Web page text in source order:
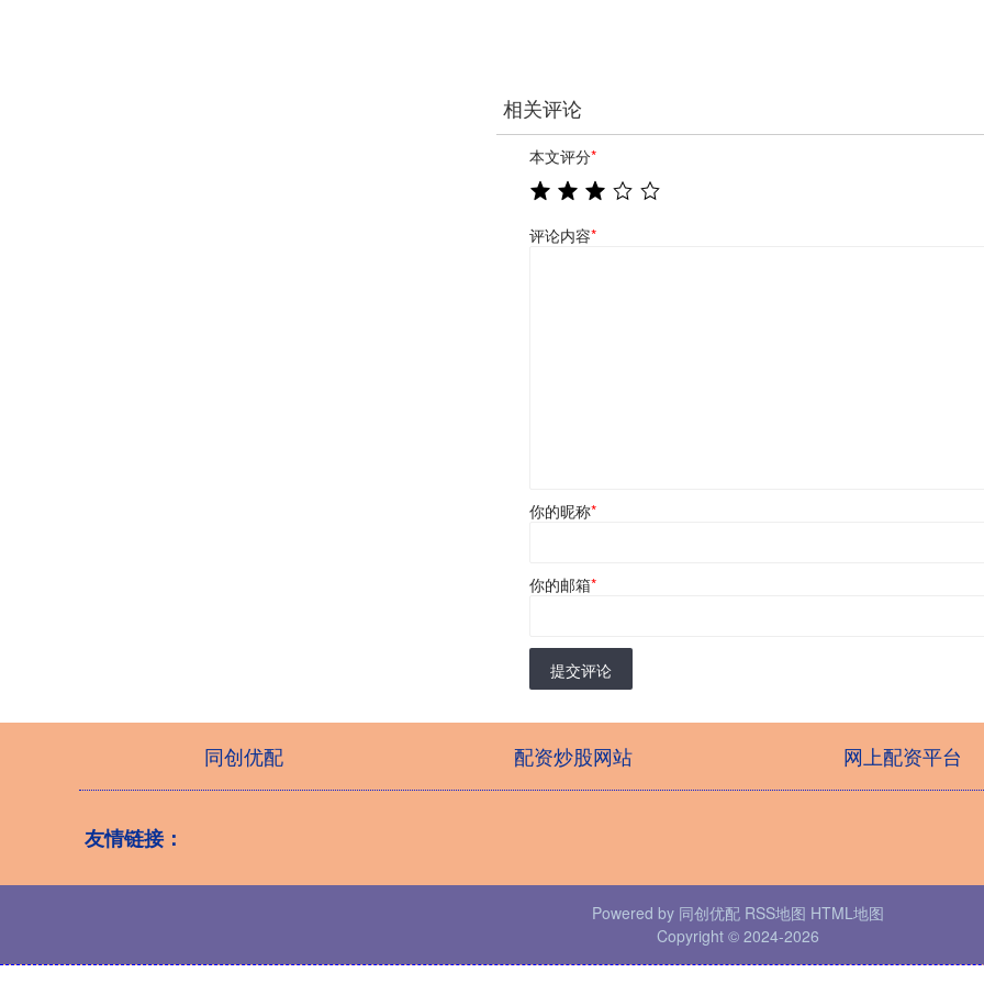
相关评论
本文评分*
评论内容*
你的昵称*
你的邮箱*
提交评论
同创优配 配资炒股网站 网上配资平台
友情链接：
Powered by 同创优配 RSS地图 HTML地图
Copyright © 2024-2026